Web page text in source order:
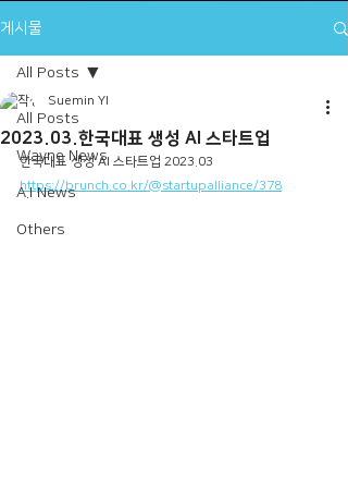
게시물
All Posts
Wayne News
A.I News
Others
All Posts
2023.03.한국대표 생성 AI 스타트업
Suemin YI
한국대표 생성 AI 스타트업 2023.03
https://brunch.co.kr/@startupalliance/378